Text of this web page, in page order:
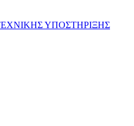
ΥΠΟΣΤΗΡΙΞΗΣ